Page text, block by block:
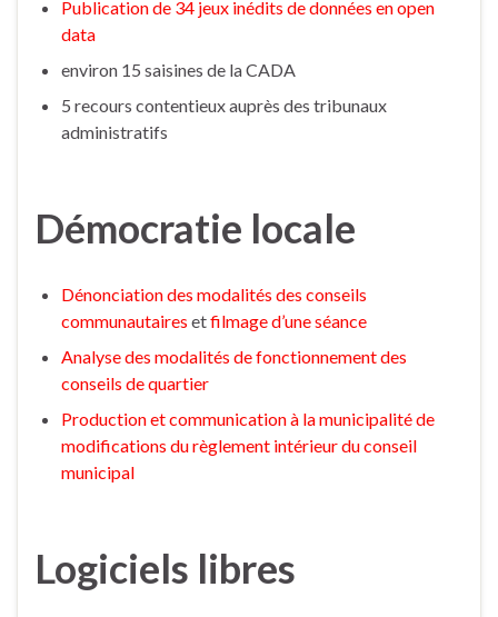
Publication de 34 jeux inédits de données en open
data
environ 15 saisines de la CADA
5 recours contentieux auprès des tribunaux
administratifs
Démocratie locale
Dénonciation des modalités des conseils
communautaires etfilmage d’une séance
Analyse des modalités de fonctionnement des
conseils de quartier
Production et communication à la municipalité de
modifications du règlement intérieur du conseil
municipal
Logiciels libres